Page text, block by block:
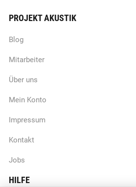
PROJEKT AKUSTIK
Blog
Mitarbeiter
Über uns
Mein Konto
Impressum
Kontakt
Jobs
HILFE